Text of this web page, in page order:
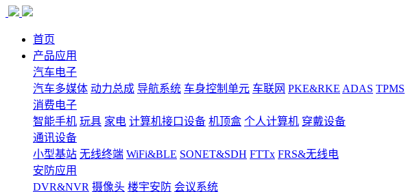
首页
产品应用
汽车电子
汽车多媒体 动力总成 导航系统 车身控制单元 车联网 PKE&RKE ADAS TPMS
消费电子
智能手机 玩具 家电 计算机接口设备 机顶盒 个人计算机 穿戴设备
通讯设备
小型基站 无线终端 WiFi&BLE SONET&SDH FTTx FRS&无线电
安防应用
DVR&NVR 摄像头 楼宇安防 会议系统